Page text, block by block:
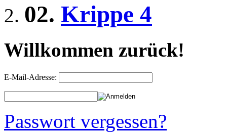
02. Krippe 4
Willkommen zurück!
E-Mail-Adresse:
Passwort vergessen?